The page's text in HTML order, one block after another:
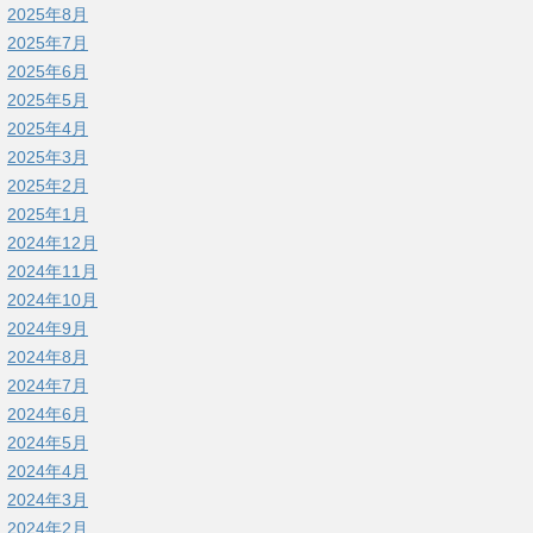
2025年8月
2025年7月
2025年6月
2025年5月
2025年4月
2025年3月
2025年2月
2025年1月
2024年12月
2024年11月
2024年10月
2024年9月
2024年8月
2024年7月
2024年6月
2024年5月
2024年4月
2024年3月
2024年2月